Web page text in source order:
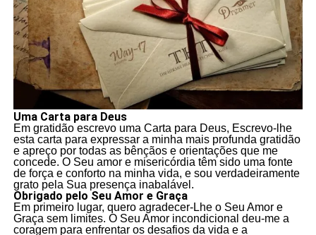
Uma Carta para Deus
Em gratidão escrevo uma Carta para Deus, Escrevo-lhe
esta carta para expressar a minha mais profunda gratidão
e apreço por todas as bênçãos e orientações que me
concede. O Seu amor e misericórdia têm sido uma fonte
de força e conforto na minha vida, e sou verdadeiramente
grato pela Sua presença inabalável.
Obrigado pelo Seu Amor e Graça
Em primeiro lugar, quero agradecer-Lhe o Seu Amor e
Graça sem limites. O Seu Amor incondicional deu-me a
coragem para enfrentar os desafios da vida e a